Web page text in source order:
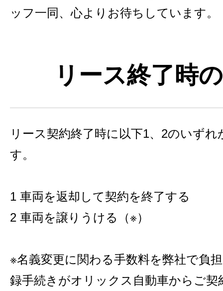
ッフ一同、心よりお待ちしています。
リース終了時
リース契約終了時に以下1、2のいず
す。
1 車両を返却して契約を終了する
2 車両を譲りうける（※）
※名義変更に関わる手数料を弊社で負
録手続きがオリックス自動車からご契